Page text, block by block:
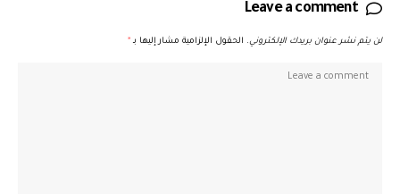
Leave a comment
لن يتم نشر عنوان بريدك الإلكتروني. الحقول الإلزامية مشار إليها بـ *